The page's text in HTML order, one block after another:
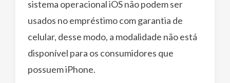
sistema operacional iOS não podem ser
usados no empréstimo com garantia de
celular, desse modo, a modalidade não está
disponível para os consumidores que
possuem iPhone.